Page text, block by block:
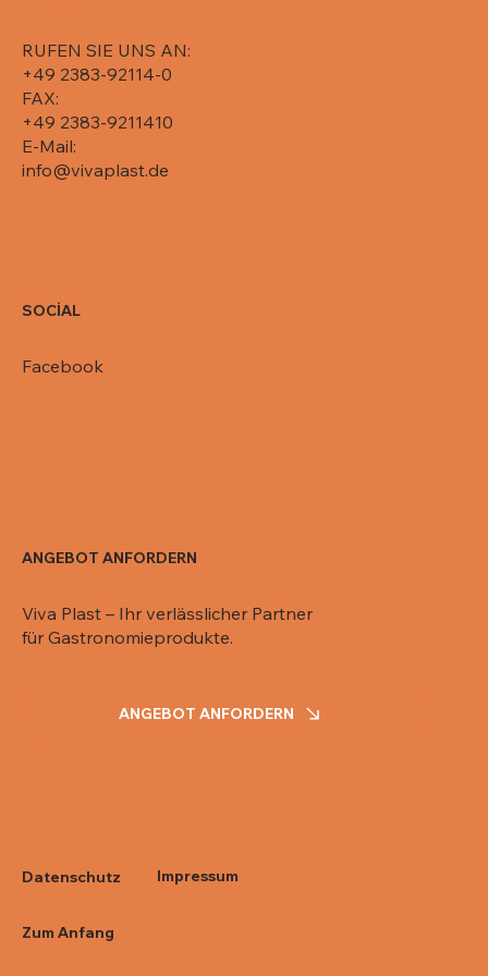
RUFEN SIE UNS AN:
+49 2383-92114-0
FAX:
+49 2383-9211410
E-Mail:
info@vivaplast.de
SOCİAL
Facebook
ANGEBOT ANFORDERN
Viva Plast – Ihr verlässlicher Partner
für Gastronomieprodukte.
ANGEBOT ANFORDERN
Datenschutz
Zum Anfang
Impressum